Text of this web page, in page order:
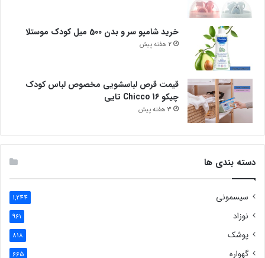
خرید شامپو سر و بدن 500 میل کودک موستلا
2 هفته پیش
قیمت قرص لباسشویی مخصوص لباس کودک
چیکو Chicco 16 تایی
3 هفته پیش
دسته بندی ها
سیسمونی 1,244
نوزاد 961
پوشک 818
گهواره 665